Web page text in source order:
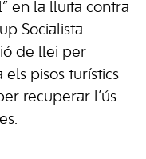
en la lluita contra
Socialista
de llei per
pisos turístics
recuperar l’ús